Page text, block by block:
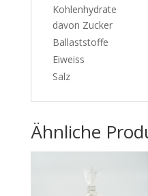
Kohlenhydrate
davon Zucker
Ballaststoffe
Eiweiss
Salz
Ähnliche